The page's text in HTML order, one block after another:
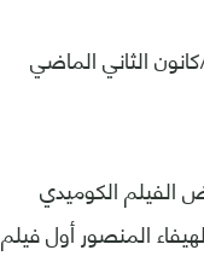
الثاني الماضي
الفيلم الكوميدي
المنصور أول فيلم